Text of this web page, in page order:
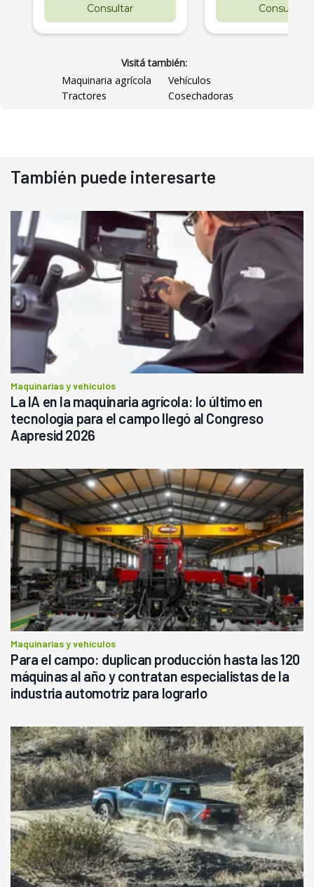
Consultar Consultar
Visitá también:
Maquinaria agrícola
Vehículos
Tractores
Cosechadoras
También puede interesarte
Maquinarias y vehículos
La IA en la maquinaria agrícola: lo último en
tecnología para el campo llegó al Congreso
Aapresid 2026
Maquinarias y vehículos
Para el campo: duplican producción hasta las 120
máquinas al año y contratan especialistas de la
industria automotriz para lograrlo